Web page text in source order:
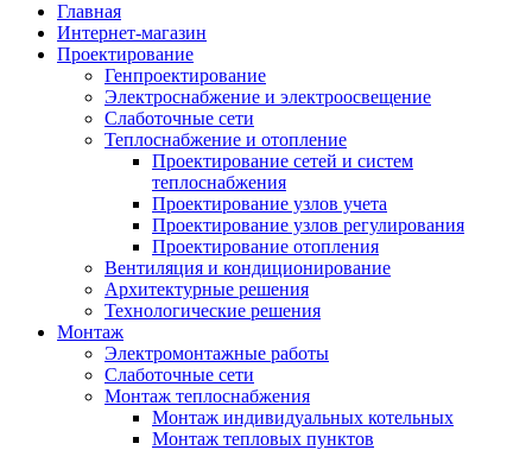
Главная
Интернет-магазин
Проектирование
Генпроектирование
Электроснабжение и электроосвещение
Слаботочные сети
Теплоснабжение и отопление
Проектирование сетей и систем
теплоснабжения
Проектирование узлов учета
Проектирование узлов регулирования
Проектирование отопления
Вентиляция и кондиционирование
Архитектурные решения
Технологические решения
Монтаж
Электромонтажные работы
Слаботочные сети
Монтаж теплоснабжения
Монтаж индивидуальных котельных
Монтаж тепловых пунктов